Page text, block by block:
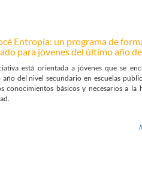
Entropía: un programa de
para jóvenes del último año
está orientada a jóvenes que se
del nivel secundario en escuelas
conocimientos básicos y necesarios a la